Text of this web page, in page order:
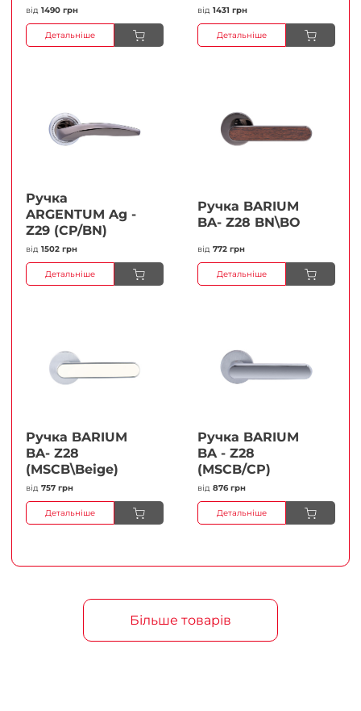
від 1490 грн
Детальніше
від 1431 грн
Детальніше
Ручка
ARGENTUM Ag -
Z29 (CP/BN)
від 1502 грн
Детальніше
Ручка BARIUM
BA- Z28 BN\BO
від 772 грн
Детальніше
Ручка BARIUM
BA- Z28
(MSCB\Beige)
від 757 грн
Детальніше
Ручка BARIUM
BA - Z28
(MSCB/CP)
від 876 грн
Детальніше
Більше товарів